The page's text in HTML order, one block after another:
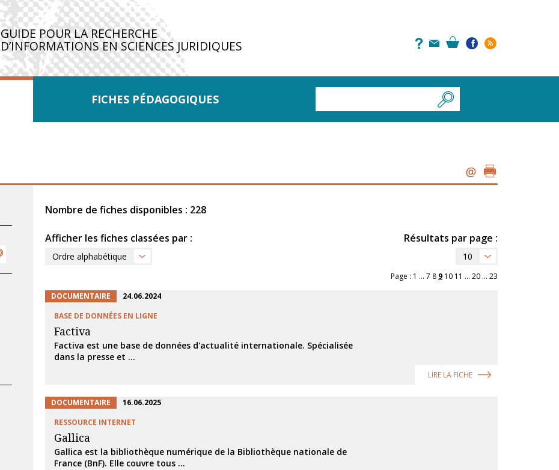
GUIDE POUR LA RECHERCHE
D’INFORMATIONS EN SCIENCES JURIDIQUES
FICHES PÉDAGOGIQUES
Nombre de fiches disponibles : 228
Afficher les fiches classées par :
Ordre alphabétique
Résultats par page :
10
Page : 1 ... 7 8 9 10 11 ... 20 ... 23
DOCUMENTAIRE
24.06.2024
BASE DE DONNÉES EN LIGNE
Factiva
Factiva est une base de données d'actualité internationale. Spécialisée
dans la presse et ...
LIRE LA FICHE
DOCUMENTAIRE
16.06.2025
RESSOURCE INTERNET
Gallica
Gallica est la bibliothèque numérique de la Bibliothèque nationale de
France (BnF). Elle couvre tous ...